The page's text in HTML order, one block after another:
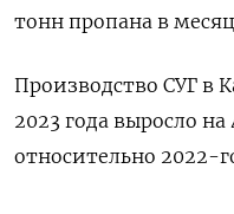
тонн пропана в
Производство СУГ в
2023 года выросло
относительно 2022-